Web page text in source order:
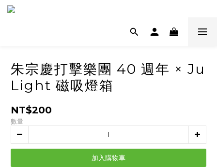
朱宗慶打擊樂團 40 週年 × Ju
Light 磁吸燈箱
NT$200
數量
加入購物車